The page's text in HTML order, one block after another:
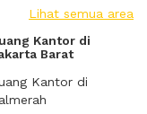
Lihat semua area
Kantor di
Barat
Kantor di